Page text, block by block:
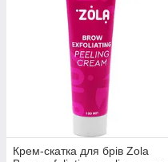
Крем-скатка для брів Zola